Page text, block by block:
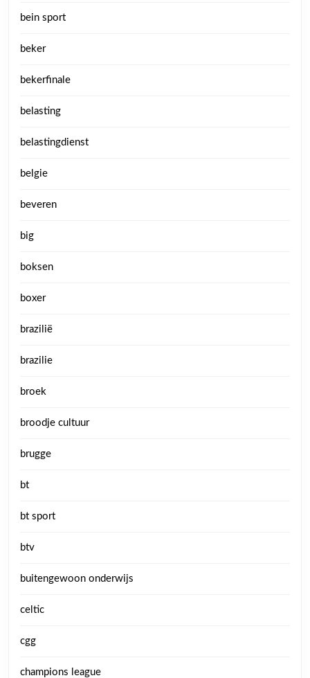
bein sport
beker
bekerfinale
belasting
belastingdienst
belgie
beveren
big
boksen
boxer
brazilië
brazilie
broek
broodje cultuur
brugge
bt
bt sport
btv
buitengewoon onderwijs
celtic
cgg
champions league